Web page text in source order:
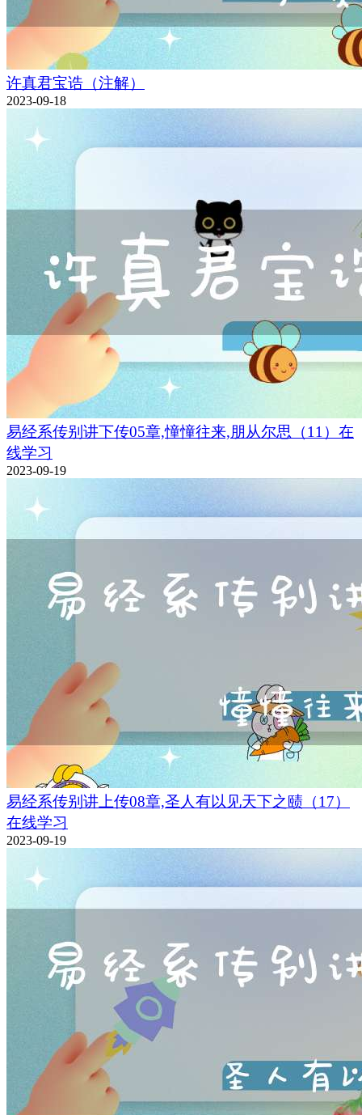
许真君宝诰（注解）
2023-09-18
易经系传别讲下传05章,憧憧往来,朋从尔思（11）在
线学习
2023-09-19
易经系传别讲上传08章,圣人有以见天下之赜（17）
在线学习
2023-09-19